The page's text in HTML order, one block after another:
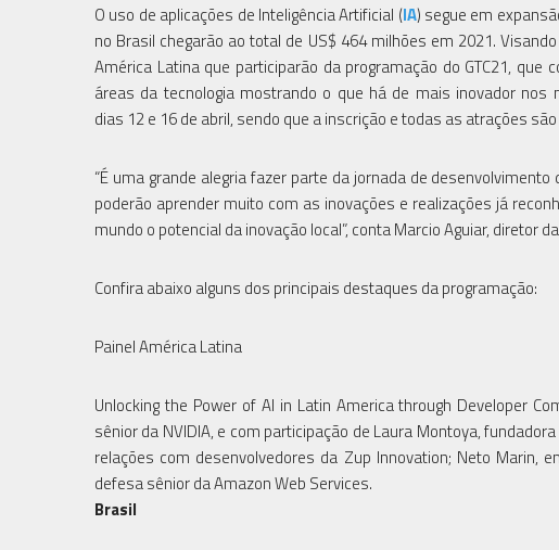
O uso de aplicações de Inteligência Artificial (IA) segue em
no Brasil chegarão ao total de US$ 464 milhões em 2021.
América Latina que participarão da programação do GTC21,
áreas da tecnologia mostrando o que há de mais inovador
dias 12 e 16 de abril, sendo que a inscrição e todas as atrações
“É uma grande alegria fazer parte da jornada de
poderão aprender muito com as inovações e realizações já
mundo o potencial da inovação local”, conta Marcio Aguiar, diretor
Confira abaixo alguns dos principais destaques da programação:
Painel América Latina
Unlocking the Power of AI in Latin America through Developer
sênior da NVIDIA, e com participação de Laura Montoya,
relações com desenvolvedores da Zup Innovation; Neto Marin,
defesa sênior da Amazon Web Services.
Brasil